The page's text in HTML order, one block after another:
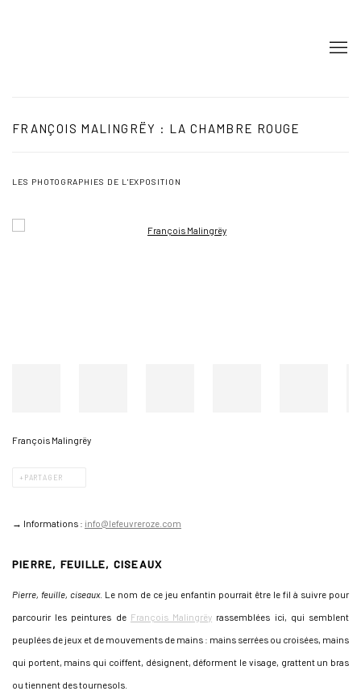
FRANÇOIS MALINGRËY : LA CHAMBRE ROUGE
LES PHOTOGRAPHIES DE L'EXPOSITION
Open a larger version of the following image in a popup:
François Malingrëy
PARTAGER
→ Informations : info@lefeuvreroze.com
PIERRE, FEUILLE, CISEAUX
Pierre, feuille, ciseaux. Le nom de ce jeu enfantin pourrait être le fil à suivre pour
parcourir les peintures de François Malingrëy rassemblées ici, qui semblent
peuplées de jeux et de mouvements de mains : mains serrées ou croisées, mains
qui portent, mains qui coiffent, désignent, déforment le visage, grattent un bras
ou tiennent des tournesols.